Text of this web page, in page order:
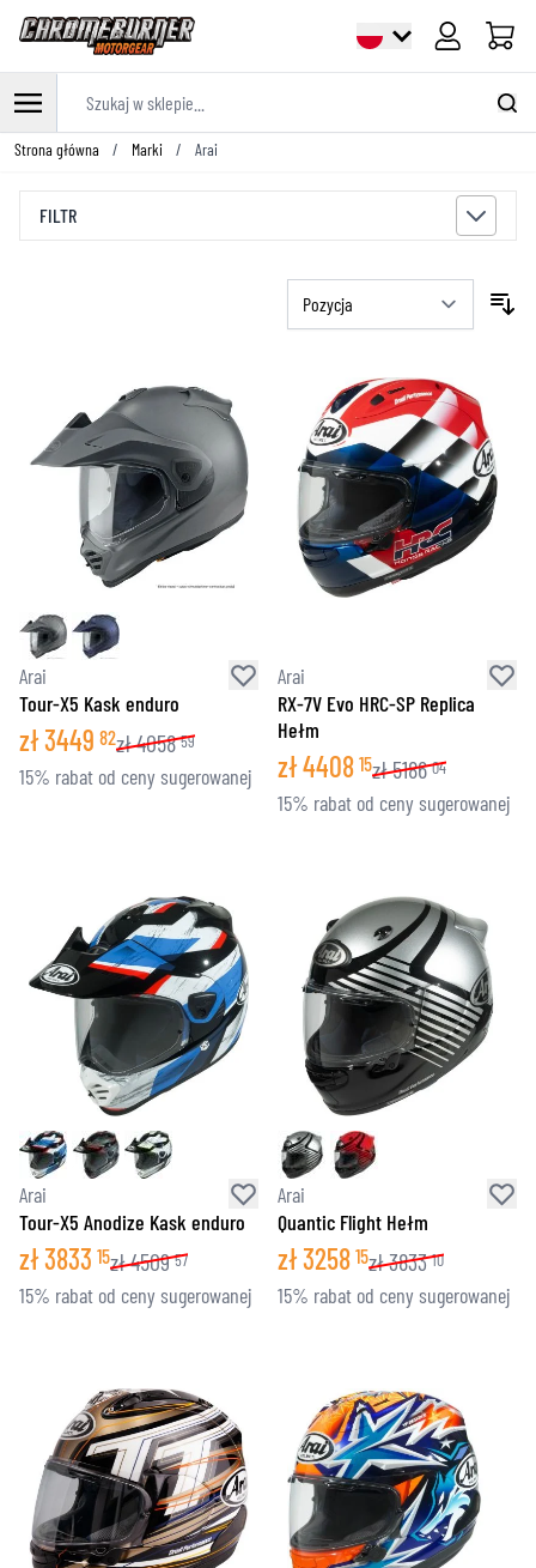
Cart
Przejdź do treści
Strona główna / Marki / Arai
FILTR
Arai
Tour-X5 Kask enduro
zł3449 82zł4058 59
15% rabat od ceny sugerowanej
Arai
RX-7V Evo HRC-SP Replica
Hełm
zł4408 15zł5186 04
15% rabat od ceny sugerowanej
Arai
Tour-X5 Anodize Kask enduro
zł3833 15zł4509 57
15% rabat od ceny sugerowanej
Arai
Quantic Flight Hełm
zł3258 15zł3833 10
15% rabat od ceny sugerowanej